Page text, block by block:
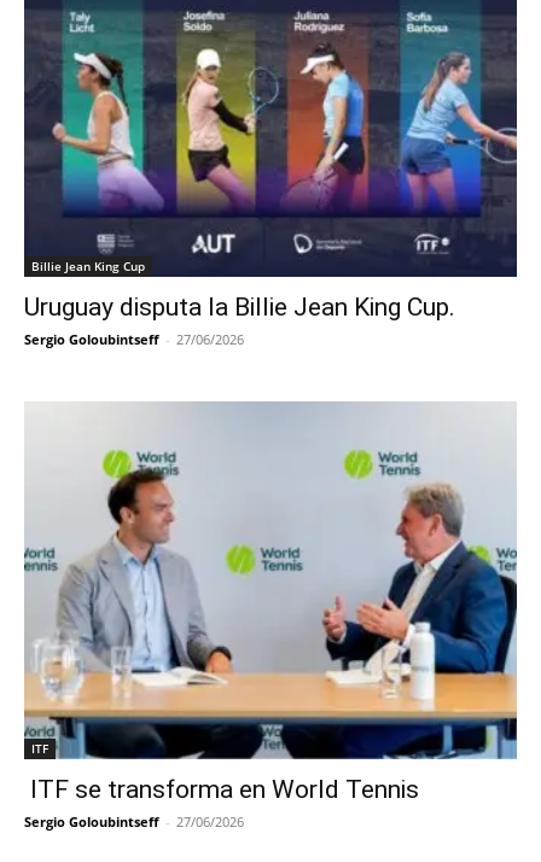
Billie Jean King Cup
Uruguay disputa la Billie Jean King Cup.
Sergio Goloubintseff - 27/06/2026
ITF
ITF se transforma en World Tennis
Sergio Goloubintseff - 27/06/2026